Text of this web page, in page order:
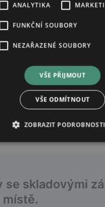
náhrady léku (alternativy)
slevové nabídky a novinky
jsem se se zásadami zpracování
se skladovými
místě.
ANALYTIKA
FUNKČNÍ SOUBORY
NEZAŘAZENÉ SOUBORY
VŠE PŘIJMOUT
VŠE ODMÍTNOUT
ZOBRAZIT PODROBNOSTI